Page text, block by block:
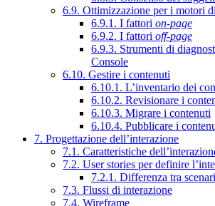
6.9. Ottimizzazione per i motori
6.9.1. I fattori on-page
6.9.2. I fattori off-page
6.9.3. Strumenti di
Console
6.10. Gestire i contenuti
6.10.1. L’inventario dei
6.10.2. Revisionare i
6.10.3. Migrare i contenuti
6.10.4. Pubblicare i
7. Progettazione dell’interazione
7.1. Caratteristiche
7.2. User stories per definire
7.2.1. Differenza tra
7.3. Flussi di interazione
7.4. Wireframe